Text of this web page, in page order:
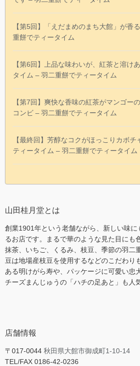
【第5回】「えだまめのまち大館」が香
重餅でティータイム
【第6回】上品な味わいが、紅茶と溶け
タイム – 羽二重餅でティータイム
【第7回】爽快な香味の紅茶がマンゴー
コンビ – 羽二重餅でティータイム
【最終回】芳醇なコクがほっこりカボ
ティータイム – 羽二重餅でティータイム
山田桂月堂とは
創業1901年という老舗ながら、新しい味
るお店です。まるで華のような見た目にも
抹茶、いちご、くるみ、枝豆、季節の羽二
豆は地場産枝豆を使用するなどのこだわり
ある明けがら寿や、パッケージに可愛い忠
チーズまんじゅうの「ハチの足あと」も人
店舗情報
〒017-0044 秋田県大館市御成町1-10-14
TEL/FAX 0186-42-0236